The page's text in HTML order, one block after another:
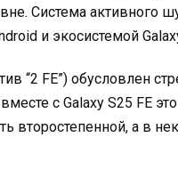
Система активного
и экосистемой
“2 FE”) обусловлен
с Galaxy S25 FE
второстепенной, а в